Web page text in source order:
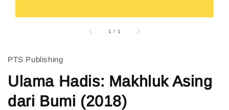
1 / 1
PTS Publishing
Ulama Hadis: Makhluk Asing
dari Bumi (2018)